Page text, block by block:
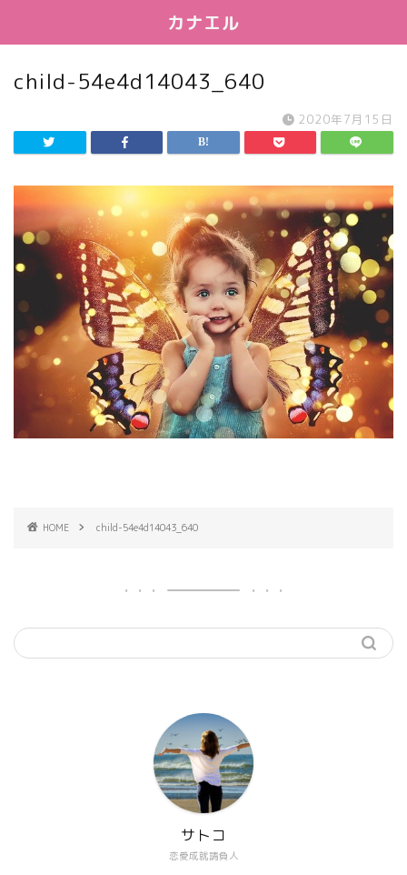
カナエル
child-54e4d14043_640
2020年7月15日
HOME child-54e4d14043_640
恋愛成就請負人
サトコ